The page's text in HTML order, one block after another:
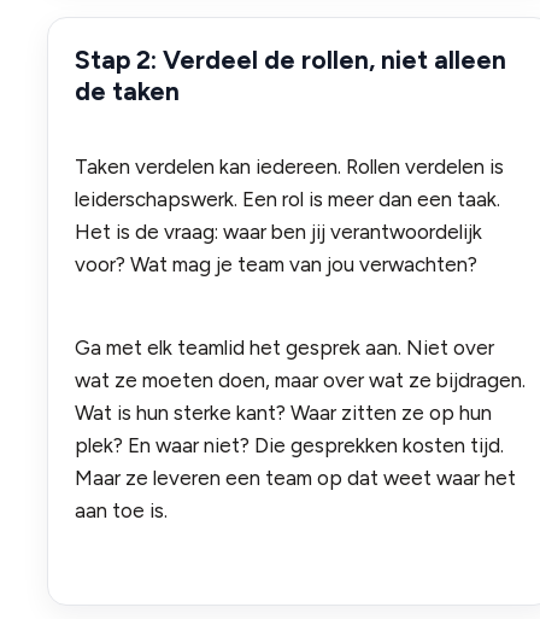
Stap 2: Verdeel de rollen, niet alleen
de taken
Taken verdelen kan iedereen. Rollen verdelen is
leiderschapswerk. Een rol is meer dan een taak.
Het is de vraag: waar ben jij verantwoordelijk
voor? Wat mag je team van jou verwachten?
Ga met elk teamlid het gesprek aan. Niet over
wat ze moeten doen, maar over wat ze bijdragen.
Wat is hun sterke kant? Waar zitten ze op hun
plek? En waar niet? Die gesprekken kosten tijd.
Maar ze leveren een team op dat weet waar het
aan toe is.